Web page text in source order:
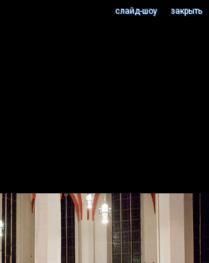
закрыть
cлайд-шоу